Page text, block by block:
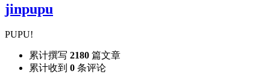
jinpupu
PUPU!
累计撰写 2180 篇文章
累计收到 0 条评论